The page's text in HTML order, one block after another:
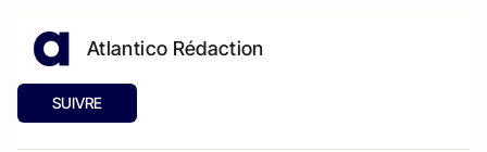
Atlantico Rédaction
SUIVRE